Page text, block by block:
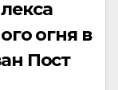
огня в
Пост